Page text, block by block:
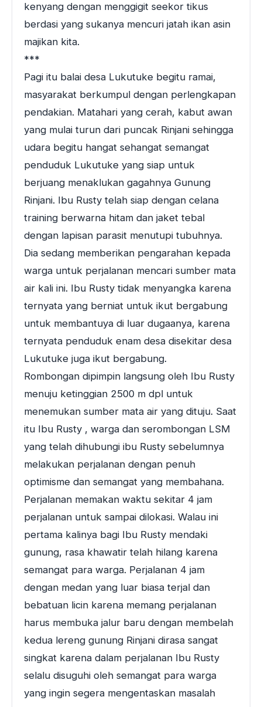
kenyang dengan menggigit seekor tikus
berdasi yang sukanya mencuri jatah ikan asin
majikan kita.
***
Pagi itu balai desa Lukutuke begitu ramai,
masyarakat berkumpul dengan perlengkapan
pendakian. Matahari yang cerah, kabut awan
yang mulai turun dari puncak Rinjani sehingga
udara begitu hangat sehangat semangat
penduduk Lukutuke yang siap untuk
berjuang menaklukan gagahnya Gunung
Rinjani. Ibu Rusty telah siap dengan celana
training berwarna hitam dan jaket tebal
dengan lapisan parasit menutupi tubuhnya.
Dia sedang memberikan pengarahan kepada
warga untuk perjalanan mencari sumber mata
air kali ini. Ibu Rusty tidak menyangka karena
ternyata yang berniat untuk ikut bergabung
untuk membantuya di luar dugaanya, karena
ternyata penduduk enam desa disekitar desa
Lukutuke juga ikut bergabung.
Rombongan dipimpin langsung oleh Ibu Rusty
menuju ketinggian 2500 m dpl untuk
menemukan sumber mata air yang dituju. Saat
itu Ibu Rusty , warga dan serombongan LSM
yang telah dihubungi ibu Rusty sebelumnya
melakukan perjalanan dengan penuh
optimisme dan semangat yang membahana.
Perjalanan memakan waktu sekitar 4 jam
perjalanan untuk sampai dilokasi. Walau ini
pertama kalinya bagi Ibu Rusty mendaki
gunung, rasa khawatir telah hilang karena
semangat para warga. Perjalanan 4 jam
dengan medan yang luar biasa terjal dan
bebatuan licin karena memang perjalanan
harus membuka jalur baru dengan membelah
kedua lereng gunung Rinjani dirasa sangat
singkat karena dalam perjalanan Ibu Rusty
selalu disuguhi oleh semangat para warga
yang ingin segera mengentaskan masalah